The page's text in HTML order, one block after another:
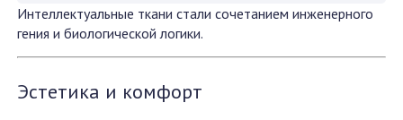
Интеллектуальные ткани стали сочетанием инженерного
гения и биологической логики.
Эстетика и комфорт